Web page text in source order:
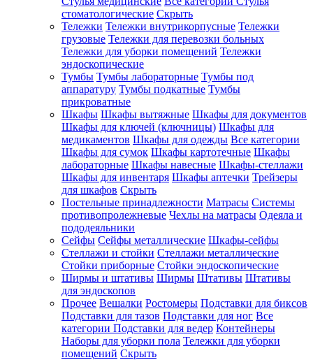
стоматологические Скрыть
Тележки Тележки внутрикорпусные Тележки
грузовые Тележки для перевозки больных
Тележки для уборки помещений Тележки
эндоскопические
Тумбы Тумбы лабораторные Тумбы под
аппаратуру Тумбы подкатные Тумбы
прикроватные
Шкафы Шкафы вытяжные Шкафы для документов
Шкафы для ключей (ключницы) Шкафы для
медикаментов Шкафы для одежды Все категории
Шкафы для сумок Шкафы картотечные Шкафы
лабораторные Шкафы навесные Шкафы-стеллажи
Шкафы для инвентаря Шкафы аптечки Трейзеры
для шкафов Скрыть
Постельные принадлежности Матрасы Системы
противопролежневые Чехлы на матрасы Одеяла и
пододеяльники
Сейфы Сейфы металлические Шкафы-сейфы
Стеллажи и стойки Стеллажи металлические
Стойки приборные Стойки эндоскопические
Ширмы и штативы Ширмы Штативы Штативы
для эндоскопов
Прочее Вешалки Ростомеры Подставки для биксов
Подставки для тазов Подставки для ног Все
категории Подставки для ведер Контейнеры
Наборы для уборки пола Тележки для уборки
помещений Скрыть